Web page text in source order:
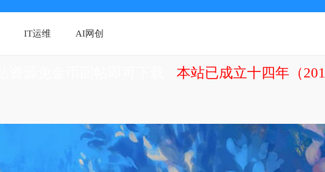
IT运维 AI网创
本站已成立十四年（